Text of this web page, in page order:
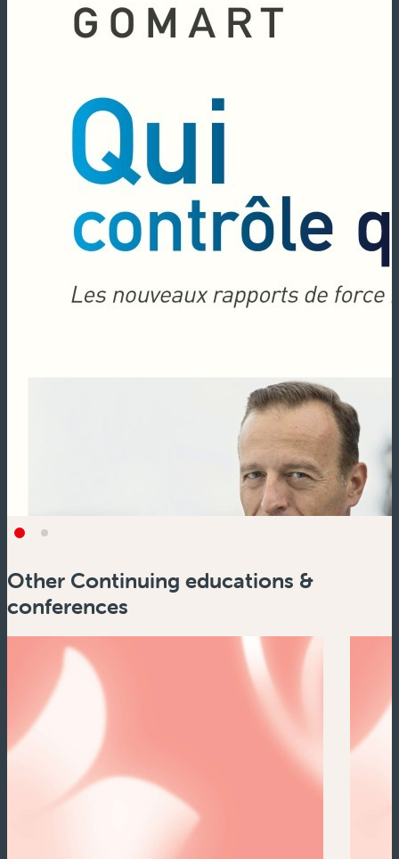
Other Continuing educations &
conferences